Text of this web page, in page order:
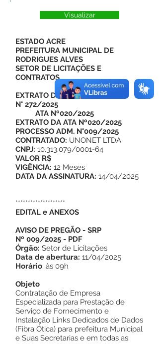
Visualizar
ESTADO ACRE
PREFEITURA MUNICIPAL DE
RODRIGUES ALVES
SETOR DE LICITAÇÕES E
CONTRATOS
EXTRATO DO CONTRATO
N° 272/2025
ATA Nº020/2025
EXTRATO DA ATA Nº020/2025
PROCESSO ADM. N°009/2025
CONTRATADO: UNONET LTDA
CNPJ: 10.313.079/0001-64
VALOR R$
VIGÊNCIA: 12 Meses
DATA DA ASSINATURA: 14/04/2025
********************
EDITAL e ANEXOS
AVISO DE PREGÃO - SRP
Nº 009/2025 - PDF
Órgão: Setor de Licitações
Data de abertura: 11/04/2025
Horário: às 09h
Objeto
Contratação de Empresa
Especializada para Prestação de
Serviço de Fornecimento e
Instalação Links Dedicados de Dados
(Fibra Ótica) para prefeitura Municipal
e Suas Secretarias e em todas as